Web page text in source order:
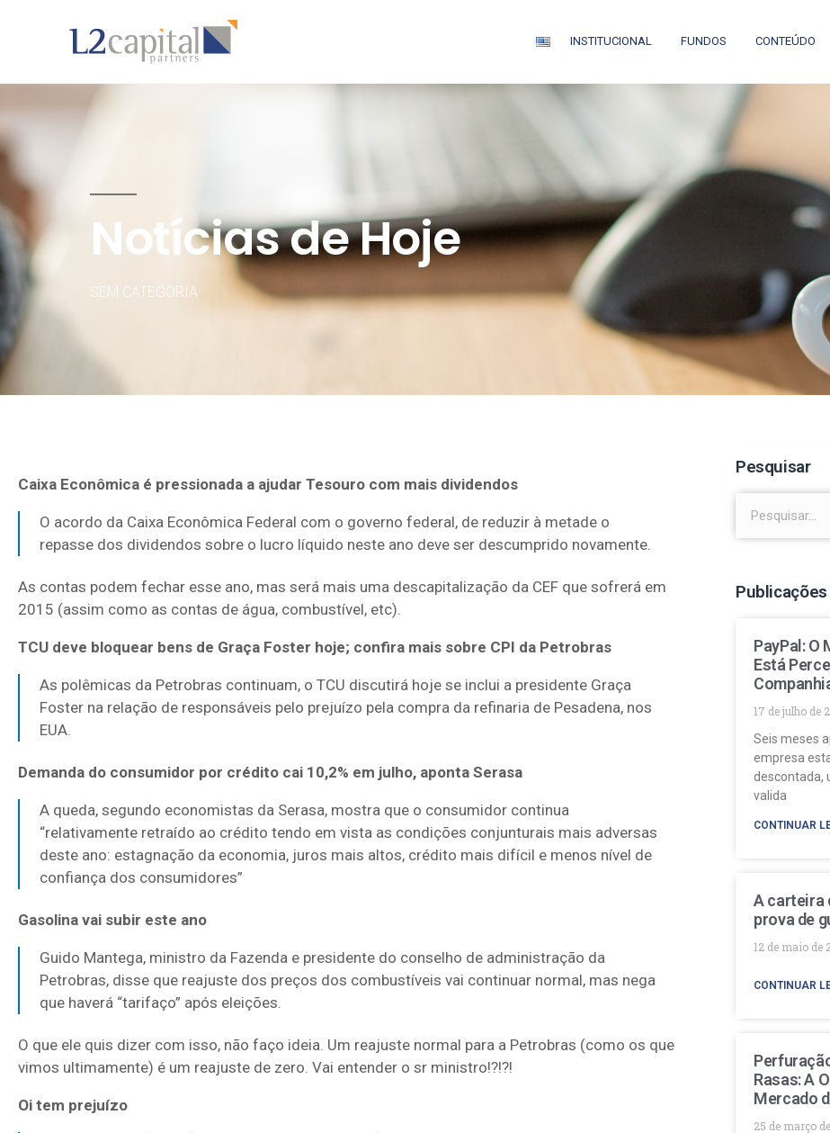
INSTITUCIONAL FUNDOS CONTEÚDO
Notícias de Hoje
SEM CATEGORIA
Caixa Econômica é pressionada a ajudar Tesouro com mais dividendos
O acordo da Caixa Econômica Federal com o governo federal, de reduzir à metade o
repasse dos dividendos sobre o lucro líquido neste ano deve ser descumprido novamente.
As contas podem fechar esse ano, mas será mais uma descapitalização da CEF que sofrerá em
2015 (assim como as contas de água, combustível, etc).
TCU deve bloquear bens de Graça Foster hoje; confira mais sobre CPI da Petrobras
As polêmicas da Petrobras continuam, o TCU discutirá hoje se inclui a presidente Graça
Foster na relação de responsáveis pelo prejuízo pela compra da refinaria de Pesadena, nos
EUA.
Demanda do consumidor por crédito cai 10,2% em julho, aponta Serasa
A queda, segundo economistas da Serasa, mostra que o consumidor continua
“relativamente retraído ao crédito tendo em vista as condições conjunturais mais adversas
deste ano: estagnação da economia, juros mais altos, crédito mais difícil e menos nível de
confiança dos consumidores”
Gasolina vai subir este ano
Guido Mantega, ministro da Fazenda e presidente do conselho de administração da
Petrobras, disse que reajuste dos preços dos combustíveis vai continuar normal, mas nega
que haverá “tarifaço” após eleições.
O que ele quis dizer com isso, não faço ideia. Um reajuste normal para a Petrobras (como os que
vimos ultimamente) é um reajuste de zero. Vai entender o sr ministro!?!?!
Oi tem prejuízo
Pesquisar
PayPal: O
Está
17 de julho de
Seis meses
empresa
descontada,
valida
CONTINUAR
A carteira
prova de
12 de maio de
CONTINUAR
Rasas: A
Mercado
25 de março